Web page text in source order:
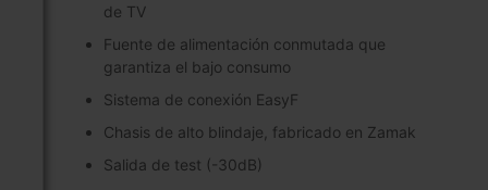
de TV
Fuente de alimentación conmutada que
garantiza el bajo consumo
Sistema de conexión EasyF
Chasis de alto blindaje, fabricado en Zamak
Salida de test (-30dB)